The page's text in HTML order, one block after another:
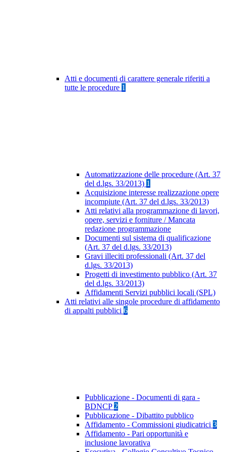
Atti e documenti di carattere generale riferiti a
tutte le procedure 1
Automatizzazione delle procedure (Art. 37
del d.lgs. 33/2013) 1
Acquisizione interesse realizzazione opere
incompiute (Art. 37 del d.lgs. 33/2013)
Atti relativi alla programmazione di lavori,
opere, servizi e forniture / Mancata
redazione programmazione
Documenti sul sistema di qualificazione
(Art. 37 del d.lgs. 33/2013)
Gravi illeciti professionali (Art. 37 del
d.lgs. 33/2013)
Progetti di investimento pubblico (Art. 37
del d.lgs. 33/2013)
Affidamenti Servizi pubblici locali (SPL)
Atti relativi alle singole procedure di affidamento
di appalti pubblici 6
Pubblicazione - Documenti di gara -
BDNCP 2
Pubblicazione - Dibattito pubblico
Affidamento - Commissioni giudicatrici 3
Affidamento - Pari opportunità e
inclusione lavorativa